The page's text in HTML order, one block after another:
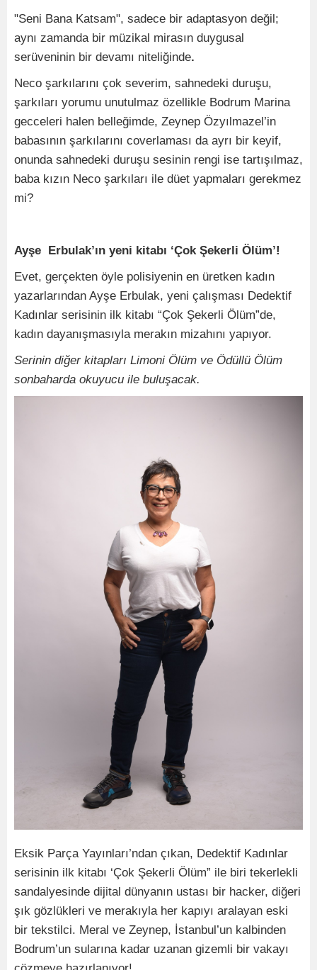
"Seni Bana Katsam", sadece bir adaptasyon değil;
aynı zamanda bir müzikal mirasın duygusal
serüveninin bir devamı niteliğinde.
Neco şarkılarını çok severim, sahnedeki duruşu,
şarkıları yorumu unutulmaz özellikle Bodrum Marina
gecceleri halen belleğimde, Zeynep Özyılmazel’in
babasının şarkılarını coverlaması da ayrı bir keyif,
onunda sahnedeki duruşu sesinin rengi ise tartışılmaz,
baba kızın Neco şarkıları ile düet yapmaları gerekmez
mi?
Ayşe Erbulak’ın yeni kitabı ‘Çok Şekerli Ölüm’!
Evet, gerçekten öyle polisiyenin en üretken kadın
yazarlarından Ayşe Erbulak, yeni çalışması Dedektif
Kadınlar serisinin ilk kitabı “Çok Şekerli Ölüm”de,
kadın dayanışmasıyla merakın mizahını yapıyor.
Serinin diğer kitapları Limoni Ölüm ve Ödüllü Ölüm
sonbaharda okuyucu ile buluşacak.
Eksik Parça Yayınları’ndan çıkan, Dedektif Kadınlar
serisinin ilk kitabı ‘Çok Şekerli Ölüm” ile biri tekerlekli
sandalyesinde dijital dünyanın ustası bir hacker, diğeri
şık gözlükleri ve merakıyla her kapıyı aralayan eski
bir tekstilci. Meral ve Zeynep, İstanbul’un kalbinden
Bodrum’un sularına kadar uzanan gizemli bir vakayı